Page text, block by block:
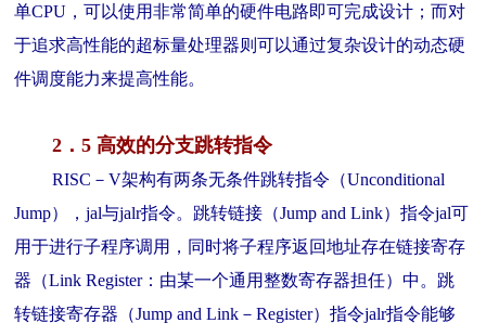
单CPU，可以使用非常简单的硬件电路即可完成设计；而对
于追求高性能的超标量处理器则可以通过复杂设计的动态硬
件调度能力来提高性能。
2．5 高效的分支跳转指令
RISC－V架构有两条无条件跳转指令（Unconditional
Jump），jal与jalr指令。跳转链接（Jump and Link）指令jal可
用于进行子程序调用，同时将子程序返回地址存在链接寄存
器（Link Register：由某一个通用整数寄存器担任）中。跳
转链接寄存器（Jump and Link－Register）指令jalr指令能够